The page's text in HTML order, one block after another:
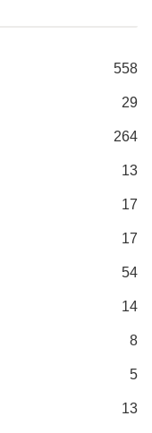
558
29
264
13
17
17
54
14
8
5
13